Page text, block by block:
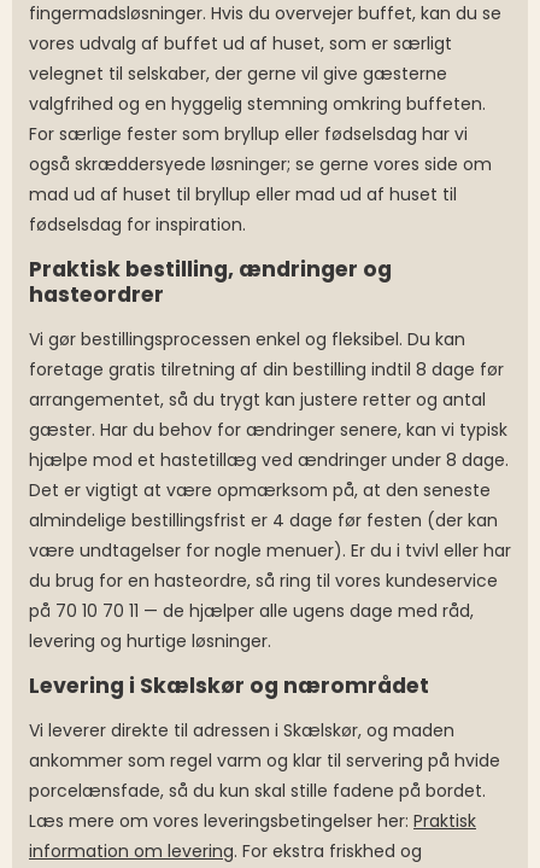
fingermadsløsninger. Hvis du overvejer buffet, kan du se
vores udvalg af buffet ud af huset, som er særligt
velegnet til selskaber, der gerne vil give gæsterne
valgfrihed og en hyggelig stemning omkring buffeten.
For særlige fester som bryllup eller fødselsdag har vi
også skræddersyede løsninger; se gerne vores side om
mad ud af huset til bryllup eller mad ud af huset til
fødselsdag for inspiration.
Praktisk bestilling, ændringer og
hasteordrer
Vi gør bestillingsprocessen enkel og fleksibel. Du kan
foretage gratis tilretning af din bestilling indtil 8 dage før
arrangementet, så du trygt kan justere retter og antal
gæster. Har du behov for ændringer senere, kan vi typisk
hjælpe mod et hastetillæg ved ændringer under 8 dage.
Det er vigtigt at være opmærksom på, at den seneste
almindelige bestillingsfrist er 4 dage før festen (der kan
være undtagelser for nogle menuer). Er du i tvivl eller har
du brug for en hasteordre, så ring til vores kundeservice
på 70 10 70 11 — de hjælper alle ugens dage med råd,
levering og hurtige løsninger.
Levering i Skælskør og nærområdet
Vi leverer direkte til adressen i Skælskør, og maden
ankommer som regel varm og klar til servering på hvide
porcelænsfade, så du kun skal stille fadene på bordet.
Læs mere om vores leveringsbetingelser her: Praktisk
information om levering. For ekstra friskhed og